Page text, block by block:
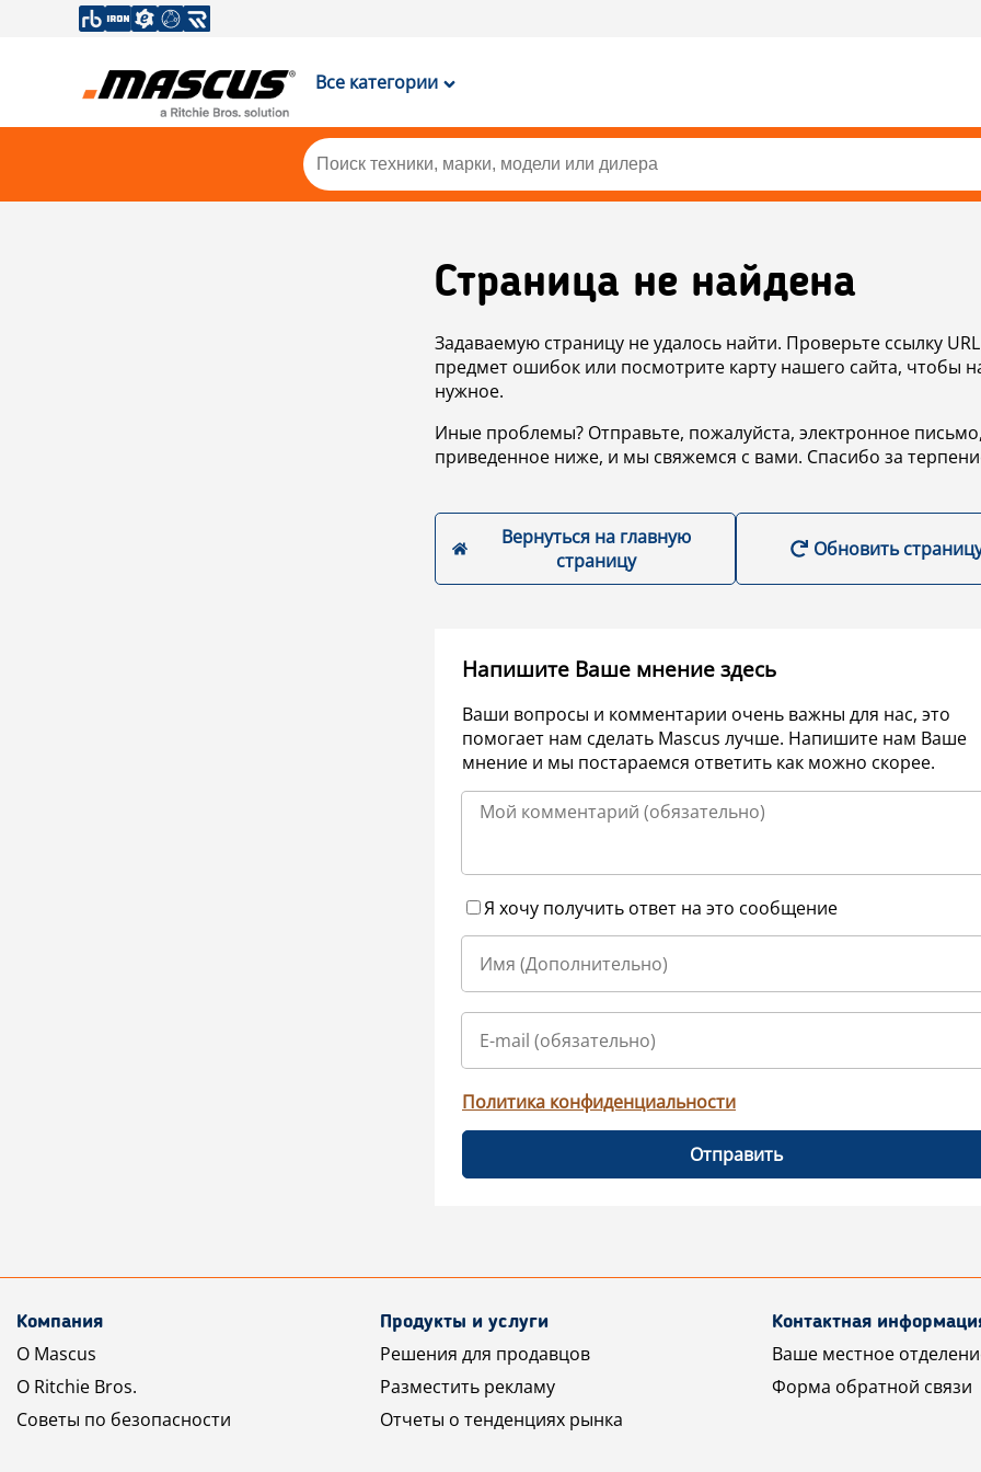
Все категории
Страница не найдена
Задаваемую страницу не удалось найти. Проверьте ссылку
предмет ошибок или посмотрите карту нашего сайта, чтобы
нужное.
Иные проблемы? Отправьте, пожалуйста, электронное
приведенное ниже, и мы свяжемся с вами. Спасибо за
Вернуться на главную
страницу
Обновить
Напишите Ваше мнение здесь
Ваши вопросы и комментарии очень важны для нас, это
помогает нам сделать Mascus лучше. Напишите нам Ваше
мнение и мы постараемся ответить как можно скорее.
Я хочу получить ответ на это сообщение
Политика конфиденциальности
Отправить
Компания
О Mascus
О Ritchie Bros.
Советы по безопасности
Продукты и услуги
Решения для продавцов
Разместить рекламу
Отчеты о тенденциях рынка
Контактная
Ваше местное
Форма обратной связи